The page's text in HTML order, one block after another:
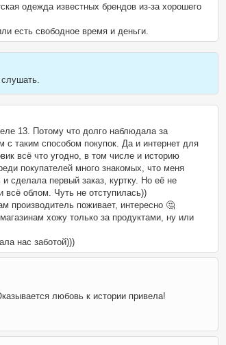
одежда известных брендов из-за хорошего
есть свободное время и деньги.
13. Потому что долго наблюдала за
с таким способом покупок. Да и интернет для
всё что угодно, в том числе и историю
покупателей много знакомых, что меня
сделала первый заказ, куртку. Но её не
облом. Чуть не отступилась))
производитель поживает, интересно 🤔
хожу только за продуктами, ну или
нас заботой)))
любовь к истории привела!